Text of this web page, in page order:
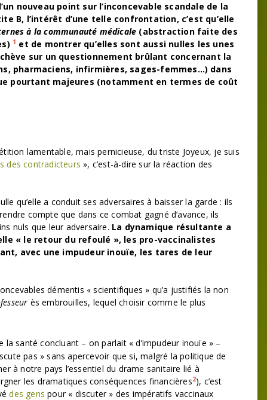
nouveau point sur l’inconcevable scandale de la
B, l’intérêt d’une telle confrontation, c’est qu’elle
à la communauté médicale (abstraction faite des
1 et de montrer qu’elles sont aussi nulles les unes
sur un questionnement brûlant concernant la
pharmaciens, infirmières, sages-femmes…) dans
pourtant majeures (notamment en termes de coût
lamentable, mais pernicieuse, du triste Joyeux, je suis
des contradicteurs », c’est-à-dire sur la réaction des
qu’elle a conduit ses adversaires à baisser la garde : ils
compte que dans ce combat gagné d’avance, ils
nuls que leur adversaire. La dynamique résultante a
« le retour du refoulé », les pro-vaccinalistes
avec une impudeur inouïe, les tares de leur
démentis « scientifiques » qu’a justifiés la non
ès embrouilles, lequel choisir comme le plus
santé concluant – on parlait « d’impudeur inouïe » –
pas » sans apercevoir que si, malgré la politique de
à notre pays l’essentiel du drame sanitaire lié à
les dramatiques conséquences financières2), c’est
des gens pour « discuter » des impératifs vaccinaux